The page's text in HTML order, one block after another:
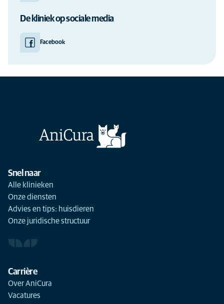
De kliniek op sociale media
Facebook
Snel naar
Alle klinieken
Onze diensten
Advies en tips: huisdieren
Onze juridische structuur
Carrière
Over AniCura
Vacatures